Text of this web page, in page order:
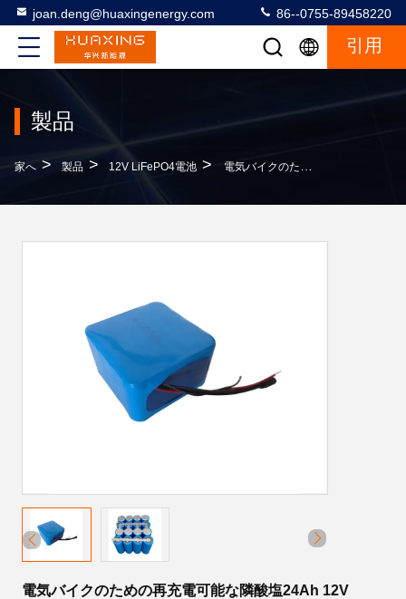
joan.deng@huaxingenergy.com 86--0755-89458220
引用
製品
家へ > 製品 > 12V LiFePO4電池 > 電気バイクのための再充電可能な隣酸塩24Ah 12V LiFePO4電池
電気バイクのための再充電可能な隣酸塩24Ah 12V